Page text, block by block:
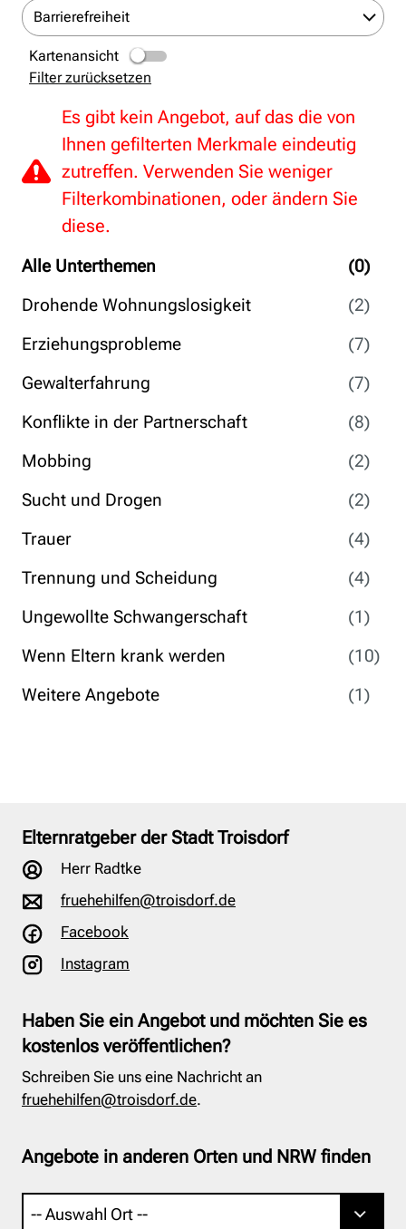
Alle Unterthemen
(0)
Drohende Wohnungslosigkeit
(2)
Erziehungsprobleme
(7)
Gewalterfahrung
(7)
Konflikte in der Partnerschaft
(8)
Mobbing
(2)
Sucht und Drogen
(2)
Trauer
(4)
Trennung und Scheidung
(4)
Ungewollte Schwangerschaft
(1)
Wenn Eltern krank werden
(10)
Weitere Angebote
(1)
Barrierefreiheit
Kartenansicht
Filter zurücksetzen
Es gibt kein Angebot, auf das die von
Ihnen gefilterten Merkmale eindeutig
zutreffen. Verwenden Sie weniger
Filterkombinationen, oder ändern Sie
diese.
Elternratgeber der Stadt Troisdorf
Herr Radtke
fruehehilfen@troisdorf.de
Facebook
Instagram
Haben Sie ein Angebot und möchten Sie es
kostenlos veröffentlichen?
Schreiben Sie uns eine Nachricht an
fruehehilfen@troisdorf.de.
Angebote in anderen Orten und NRW finden